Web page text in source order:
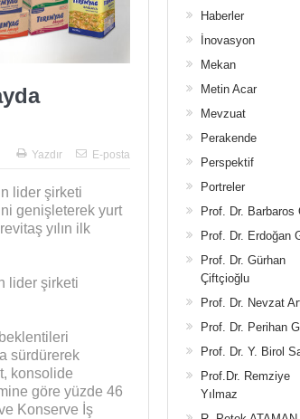
Yazdır E-posta
lider şirketi
genişleterek yurt
yılın ilk
lider şirketi
sürdürerek
konsolide
göre yüzde 46
Konserve İş
Haberler
İnovasyon
Mekan
Metin Acar
Mevzuat
Perakende
Perspektif
Portreler
Prof. Dr. Barbaros
Prof. Dr. Erdoğan
Prof. Dr. Gürhan
Çiftçioğlu
Prof. Dr. Nevzat
Prof. Dr. Perihan
Prof. Dr. Y. Birol
Prof.Dr. Remziye
Yılmaz